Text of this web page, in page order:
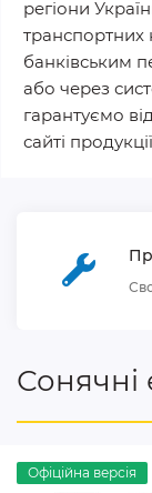
регіони
транспортних
банківським
або через
гарантуємо
сайті
Сонячні
Офіційна версія